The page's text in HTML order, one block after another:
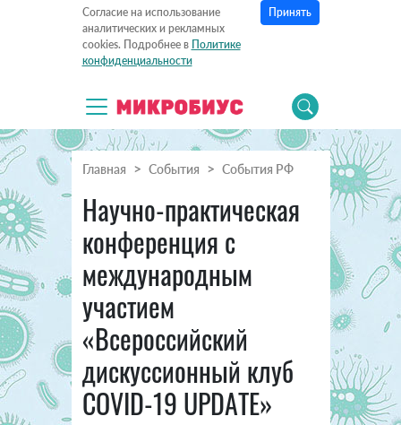
Согласие на использование
аналитических и рекламных
cookies. Подробнее в Политике
конфиденциальности
Принять
Главная События События РФ
Научно-практическая
конференция с
международным
участием
«Всероссийский
дискуссионный клуб
COVID-19 UPDATE»